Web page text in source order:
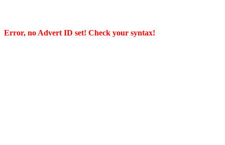
Error, no Advert ID set! Check your syntax!